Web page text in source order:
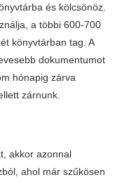
és kölcsönöz.
a többi 600-700
könyvtárban tag. A
dokumentumot
hónapig zárva
zárnunk.
akkor azonnal
ahol már szűkösen